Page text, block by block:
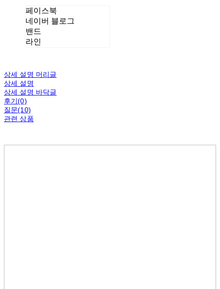
페이스북
네이버 블로그
밴드
라인
상세 설명 머리글
상세 설명
상세 설명 바닥글
후기(0)
질문(10)
관련 상품